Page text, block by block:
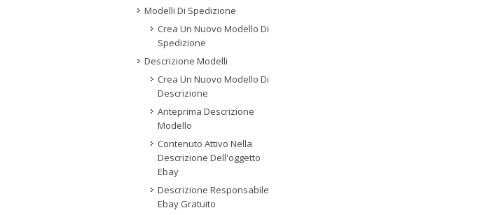
Modelli Di Spedizione
Crea Un Nuovo Modello Di
Spedizione
Descrizione Modelli
Crea Un Nuovo Modello Di
Descrizione
Anteprima Descrizione
Modello
Contenuto Attivo Nella
Descrizione Dell'oggetto
Ebay
Descrizione Responsabile
Ebay Gratuito